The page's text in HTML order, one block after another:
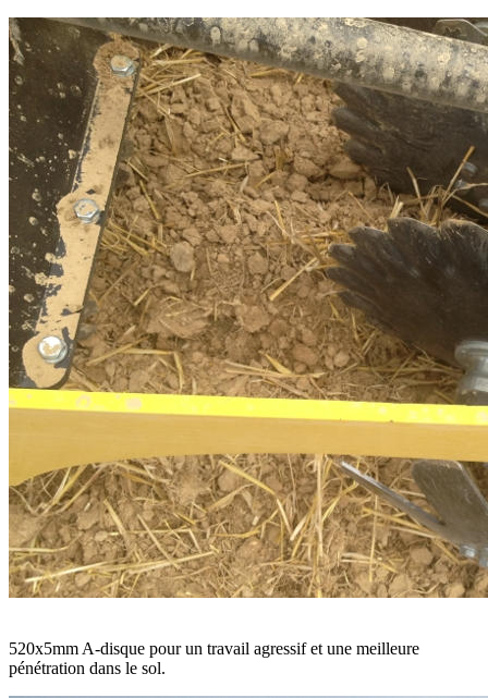
520x5mm A-disque pour un travail agressif et une meilleure
pénétration dans le sol.